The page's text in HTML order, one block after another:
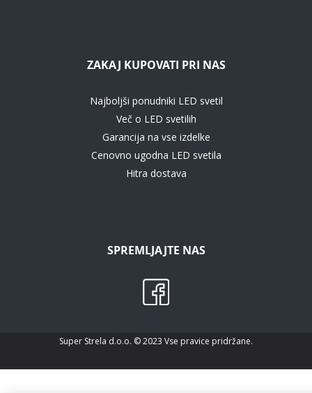
ZAKAJ KUPOVATI PRI NAS
Najboljši ponudniki LED svetil
Več o LED svetilih
Garancija na vse izdelke
Cenovno ugodna LED svetila
Hitra dostava
SPREMLJAJTE NAS
Super Strela d.o.o. © 2023 Vse pravice pridržane.